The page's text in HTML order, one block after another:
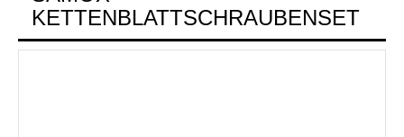
KETTENBLATTSCHRAUBENSET